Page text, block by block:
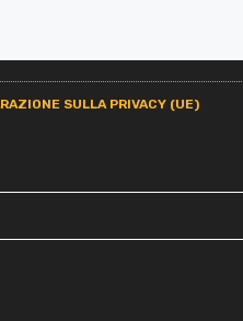
SULLA PRIVACY (UE)